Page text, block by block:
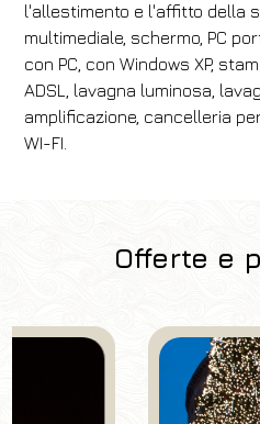
Grand Hotel Palatino
l'allestimento e l'affitto della
multimediale, schermo, PC
con PC, con Windows XP,
ADSL, lavagna luminosa,
amplificazione, cancelleria
WI-FI.
Offerte e